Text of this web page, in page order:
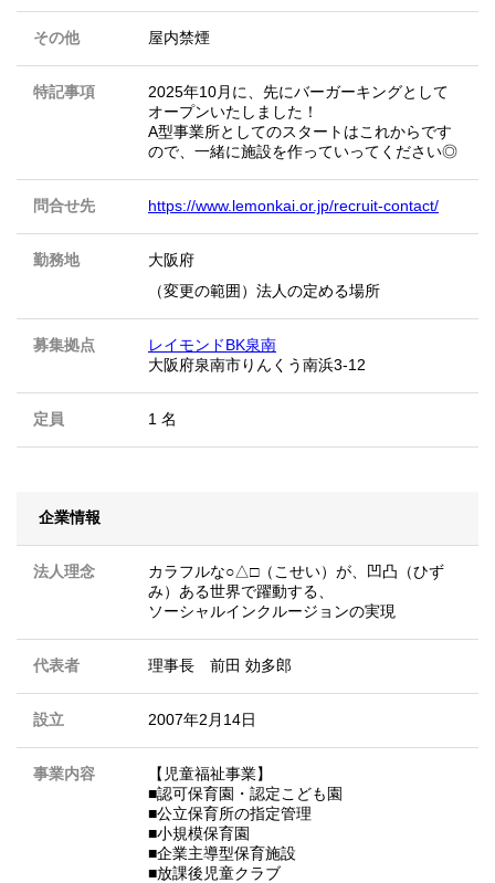
その他 屋内禁煙
特記事項
2025年10月に、先にバーガーキングとして
オープンいたしました！
A型事業所としてのスタートはこれからです
ので、一緒に施設を作っていってください◎
問合せ先 https://www.lemonkai.or.jp/recruit-contact/
勤務地
大阪府
（変更の範囲）法人の定める場所
募集拠点
レイモンドBK泉南
大阪府泉南市りんくう南浜3-12
定員 1 名
企業情報
法人理念
カラフルな○△□（こせい）が、凹凸（ひず
み）ある世界で躍動する、
ソーシャルインクルージョンの実現
代表者 理事長 前田 効多郎
設立 2007年2月14日
事業内容
【児童福祉事業】
■認可保育園・認定こども園
■公立保育所の指定管理
■小規模保育園
■企業主導型保育施設
■放課後児童クラブ